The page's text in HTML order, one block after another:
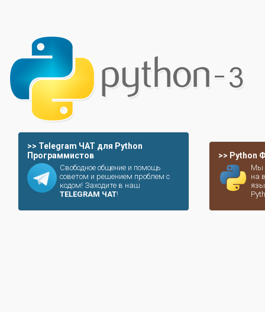
>> Telegram ЧАТ для Python
Программистов
Свободное общение и помощь
советом и решением проблем с
кодом! Заходите в наш
TELEGRAM ЧАТ!
>> Python
Мы
на